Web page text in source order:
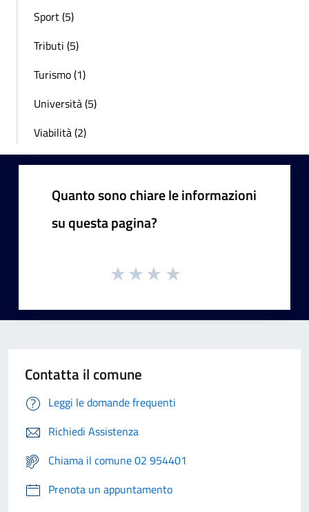
Sport (5)
Tributi (5)
Turismo (1)
Università (5)
Viabilità (2)
Quanto sono chiare le informazioni
su questa pagina?
Contatta il comune
Leggi le domande frequenti
Richiedi Assistenza
Chiama il comune 02 954401
Prenota un appuntamento